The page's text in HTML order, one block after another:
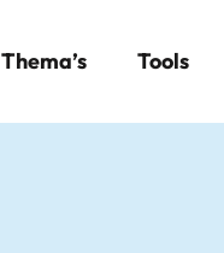
Thema’s Tools